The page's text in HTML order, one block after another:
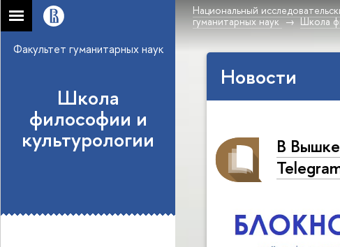
Национальный
гуманитарных наук
Школа
Факультет гуманитарных наук
Школа
философии и
культурологии
Новости
В